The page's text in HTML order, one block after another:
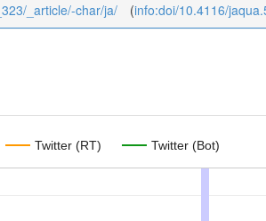
_article/-char/ja/ (info:doi/10.4116/
Twitter (RT) Twitter (Bot)